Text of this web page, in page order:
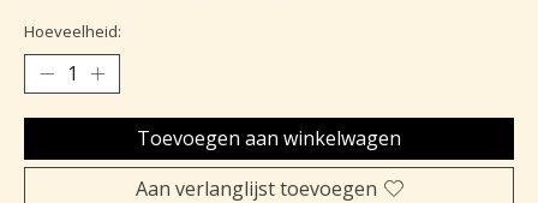
Hoeveelheid:
Toevoegen aan winkelwagen
Aan verlanglijst toevoegen